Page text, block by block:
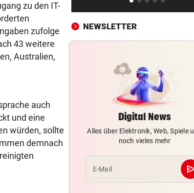
zu den IT-
zufolge
43 weitere
Australien,
auch
und eine
würden, sollte
demnach
3:1 nach 0:1! Altach dreht
gegen WSG Tirol
KRITIK AUS POLITIK vor
300.000 Euro auf
NACH WIEN AUF MYKONOS
Luxus am Meer! Sabalenka
gewährt private Einblicke
„IHR SEID DER HAMMER!“ vor 2
Feuerwehr befreite Kalb aus
misslicher Lage
vor
NEWSLETTER
Digital News
Alles über Elektronik, Web, Spiele
noch vieles mehr
E-Mail